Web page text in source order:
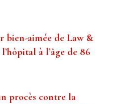
bien-aimée de Law &
à l’âge de 86
procès contre la